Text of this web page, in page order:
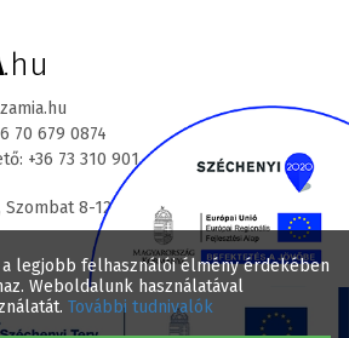
a legjobb felhasználói élmény érdekében
Weboldalunk használatával
További tudnivalók
.hu
70 679 0874
+36 73 310 901
8-12